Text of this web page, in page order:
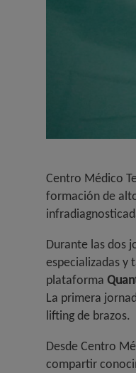
Centro Médico
formación de
Durante las dos
especializadas y
plataforma
La primera
lifting de brazos.
Desde Centro
compartir